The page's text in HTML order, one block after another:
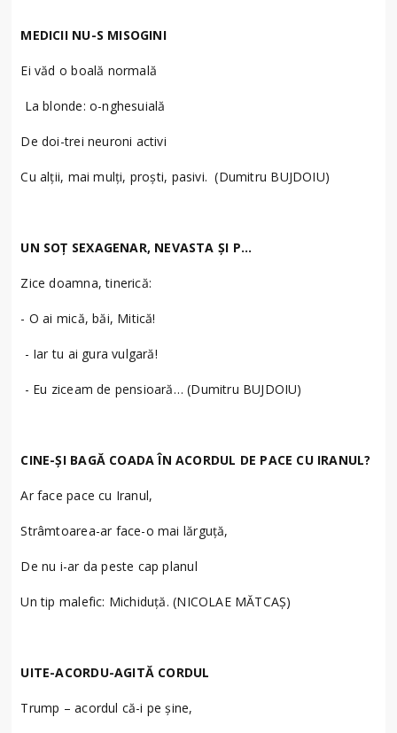
MEDICII NU-S MISOGINI
Ei văd o boală normală
La blonde: o-nghesuială
De doi-trei neuroni activi
Cu alții, mai mulți, proști, pasivi. (Dumitru BUJDOIU)
UN SOȚ SEXAGENAR, NEVASTA ȘI P…
Zice doamna, tinerică:
- O ai mică, băi, Mitică!
- Iar tu ai gura vulgară!
- Eu ziceam de pensioară… (Dumitru BUJDOIU)
CINE-ȘI BAGĂ COADA ÎN ACORDUL DE PACE CU IRANUL?
Ar face pace cu Iranul,
Strâmtoarea-ar face-o mai lărguță,
De nu i-ar da peste cap planul
Un tip malefic: Michiduță. (NICOLAE MĂTCAȘ)
UITE-ACORDU-AGITĂ CORDUL
Trump – acordul că-i pe șine,